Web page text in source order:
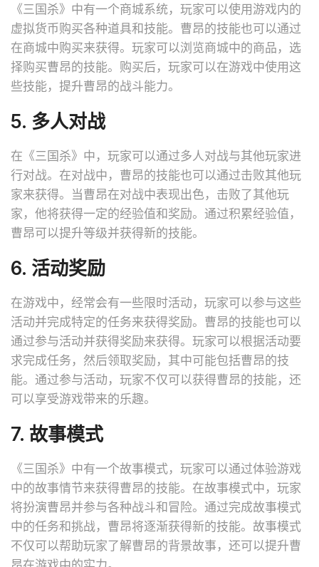
《三国杀》中有一个商城系统，玩家可以使用游戏内的
虚拟货币购买各种道具和技能。曹昂的技能也可以通过
在商城中购买来获得。玩家可以浏览商城中的商品，选
择购买曹昂的技能。购买后，玩家可以在游戏中使用这
些技能，提升曹昂的战斗能力。
5. 多人对战
在《三国杀》中，玩家可以通过多人对战与其他玩家进
行对战。在对战中，曹昂的技能也可以通过击败其他玩
家来获得。当曹昂在对战中表现出色，击败了其他玩
家，他将获得一定的经验值和奖励。通过积累经验值，
曹昂可以提升等级并获得新的技能。
6. 活动奖励
在游戏中，经常会有一些限时活动，玩家可以参与这些
活动并完成特定的任务来获得奖励。曹昂的技能也可以
通过参与活动并获得奖励来获得。玩家可以根据活动要
求完成任务，然后领取奖励，其中可能包括曹昂的技
能。通过参与活动，玩家不仅可以获得曹昂的技能，还
可以享受游戏带来的乐趣。
7. 故事模式
《三国杀》中有一个故事模式，玩家可以通过体验游戏
中的故事情节来获得曹昂的技能。在故事模式中，玩家
将扮演曹昂并参与各种战斗和冒险。通过完成故事模式
中的任务和挑战，曹昂将逐渐获得新的技能。故事模式
不仅可以帮助玩家了解曹昂的背景故事，还可以提升曹